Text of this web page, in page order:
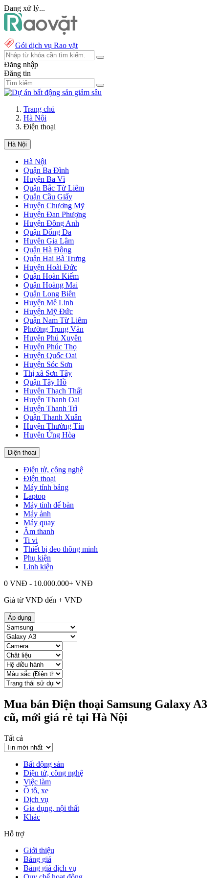
Đang xử lý...
Gói dịch vụ Rao vặt
Đăng nhập
Đăng tin
Trang chủ
Hà Nội
Điện thoại
Hà Nội
Hà Nội
Quận Ba Đình
Huyện Ba Vì
Quận Bắc Từ Liêm
Quận Cầu Giấy
Huyện Chương Mỹ
Huyện Đan Phượng
Huyện Đông Anh
Quận Đống Đa
Huyện Gia Lâm
Quận Hà Đông
Quận Hai Bà Trưng
Huyện Hoài Đức
Quận Hoàn Kiếm
Quận Hoàng Mai
Quận Long Biên
Huyện Mê Linh
Huyện Mỹ Đức
Quận Nam Từ Liêm
Phường Trung Văn
Huyện Phú Xuyên
Huyện Phúc Thọ
Huyện Quốc Oai
Huyện Sóc Sơn
Thị xã Sơn Tây
Quận Tây Hồ
Huyện Thạch Thất
Huyện Thanh Oai
Huyện Thanh Trì
Quận Thanh Xuân
Huyện Thường Tín
Huyện Ứng Hòa
Điện thoại
Điện tử, công nghệ
Điện thoại
Máy tính bảng
Laptop
Máy tính để bàn
Máy ảnh
Máy quay
Âm thanh
Ti vi
Thiết bị đeo thông minh
Phụ kiện
Linh kiện
0 VNĐ - 10.000.000+ VNĐ
Giá từ VNĐ đến + VNĐ
Áp dụng
Mua bán Điện thoại Samsung Galaxy A3
cũ, mới giá rẻ tại Hà Nội
Tất cả
Bất động sản
Điện tử, công nghệ
Việc làm
Ô tô, xe
Dịch vụ
Gia dụng, nội thất
Khác
Hỗ trợ
Giới thiệu
Bảng giá
Bảng giá dịch vụ